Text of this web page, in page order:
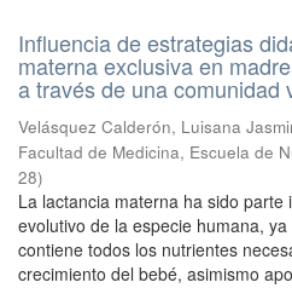
Influencia de estrategias
materna exclusiva en
a través de una comunidad
Velásquez Calderón, Luisana
Facultad de Medicina, Escuela de
28)
La lactancia materna ha sido parte
evolutivo de la especie humana,
contiene todos los nutrientes
crecimiento del bebé, asimismo